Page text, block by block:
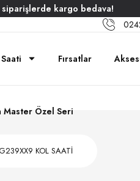
kargo bedava!
Fırsatlar
Master Özel Seri
KOL SAATİ